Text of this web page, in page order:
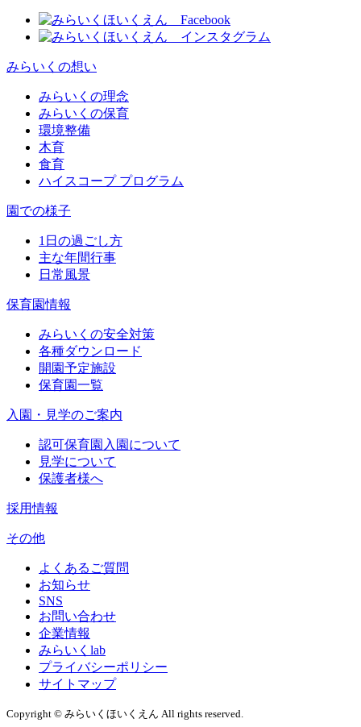
みらいくの想い
みらいくの理念
みらいくの保育
環境整備
木育
食育
ハイスコープ プログラム
園での様子
1日の過ごし方
主な年間行事
日常風景
保育園情報
みらいくの安全対策
各種ダウンロード
開園予定施設
保育園一覧
入園・見学のご案内
認可保育園入園について
見学について
保護者様へ
採用情報
その他
よくあるご質問
お知らせ
SNS
お問い合わせ
企業情報
みらいくlab
プライバシーポリシー
サイトマップ
Copyright © みらいくほいくえん All rights reserved.